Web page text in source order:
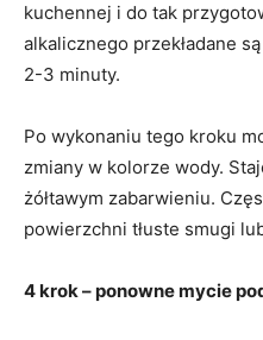
kuchennej i do tak
alkalicznego przekładane
2-3 minuty.
Po wykonaniu tego kroku
zmiany w kolorze wody.
żółtawym zabarwieniu.
powierzchni tłuste smugi
4 krok – ponowne mycie